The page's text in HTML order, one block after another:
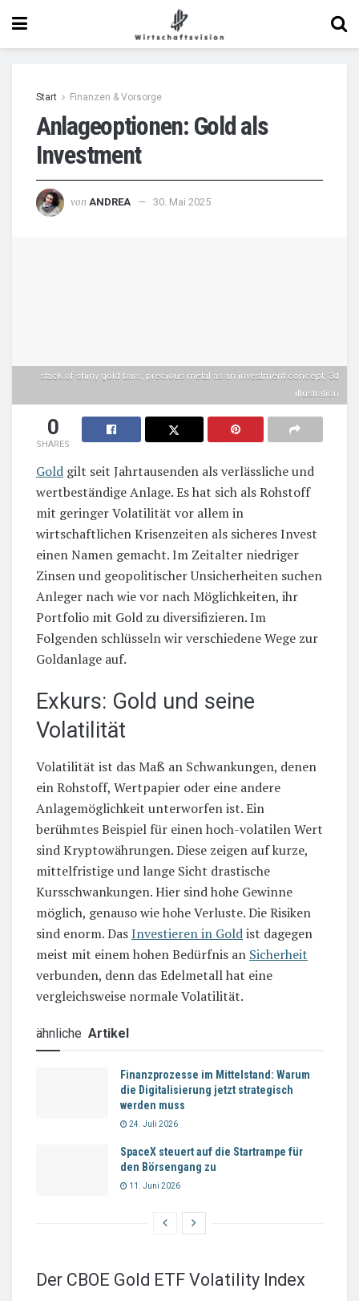
Start Finanzen & Vorsorge
Anlageoptionen: Gold als
Investment
von ANDREA 30. Mai 2025
stack of shiny gold bars, precious metal as an investment concept, 3d
illustration
0
SHARES
Gold gilt seit Jahrtausenden als verlässliche und
wertbeständige Anlage. Es hat sich als Rohstoff
mit geringer Volatilität vor allem in
wirtschaftlichen Krisenzeiten als sicheres Invest
einen Namen gemacht. Im Zeitalter niedriger
Zinsen und geopolitischer Unsicherheiten suchen
Anleger nach wie vor nach Möglichkeiten, ihr
Portfolio mit Gold zu diversifizieren. Im
Folgenden schlüsseln wir verschiedene Wege zur
Goldanlage auf.
Exkurs: Gold und seine
Volatilität
Volatilität ist das Maß an Schwankungen, denen
ein Rohstoff, Wertpapier oder eine andere
Anlagemöglichkeit unterworfen ist. Ein
berühmtes Beispiel für einen hoch-volatilen Wert
sind Kryptowährungen. Diese zeigen auf kurze,
mittelfristige und lange Sicht drastische
Kursschwankungen. Hier sind hohe Gewinne
möglich, genauso wie hohe Verluste. Die Risiken
sind enorm. DasInvestieren in Goldist dagegen
meist mit einem hohen Bedürfnis an Sicherheit
verbunden, denn das Edelmetall hat eine
vergleichsweise normale Volatilität.
ähnliche Artikel
Finanzprozesse im Mittelstand: Warum
die Digitalisierung jetzt strategisch
werden muss
24. Juli 2026
SpaceX steuert auf die Startrampe für
den Börsengang zu
11. Juni 2026
Der CBOE Gold ETF Volatility Index